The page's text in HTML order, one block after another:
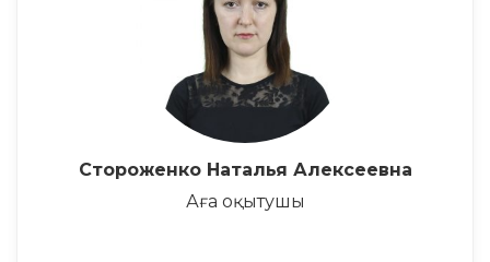
Стороженко Наталья Алексеевна
Аға оқытушы